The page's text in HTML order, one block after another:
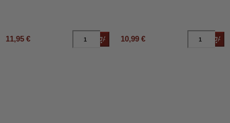
11,95 € Añadir al carrito
10,99 €